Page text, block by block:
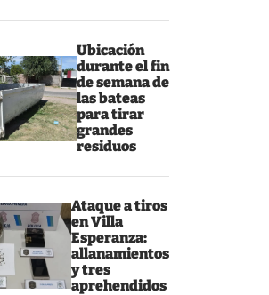
Ubicación
durante el fin
de semana de
las bateas
para tirar
grandes
residuos
Ataque a tiros
en Villa
Esperanza:
allanamientos
y tres
aprehendidos